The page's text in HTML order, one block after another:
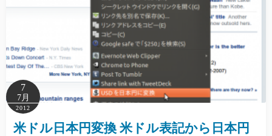
7
7月
2012
米ドル日本円変換 米ドル表記から日本円